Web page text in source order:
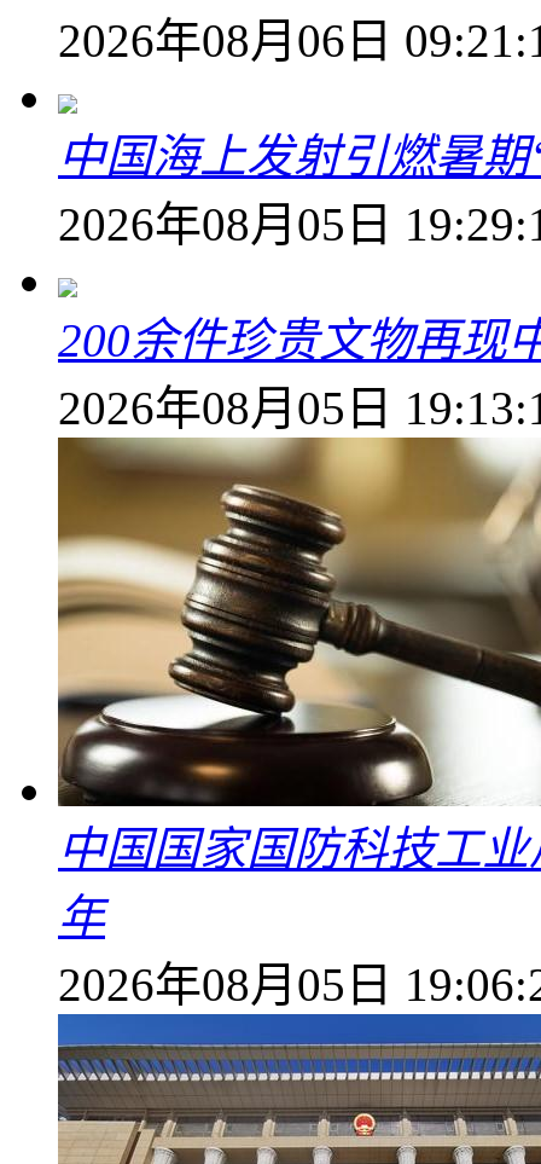
2026年08月06日
中国海上发射引燃暑
2026年08月05日
200余件珍贵文物再现
2026年08月05日
中国国家国防科技工
年
2026年08月05日